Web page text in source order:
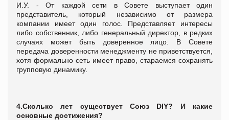
И.У. - От каждой сети в Совете выступает один
представитель, который независимо от размера
компании имеет один голос. Представляет интересы
либо собственник, либо генеральный директор, в редких
случаях может быть доверенное лицо. В Совете
передача доверенности менеджменту не приветствуется,
хотя формально сеть имеет право, стараемся сохранять
групповую динамику.
4.Сколько лет существует Союз DIY? И какие
основные достижения?